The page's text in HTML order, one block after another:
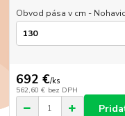
Obvod pása v cm -
692 €/ks
562,60 € bez DPH